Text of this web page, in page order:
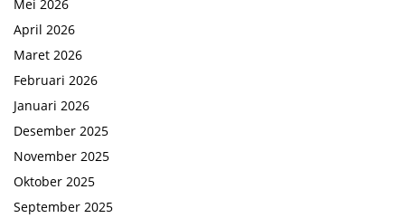
Mei 2026
April 2026
Maret 2026
Februari 2026
Januari 2026
Desember 2025
November 2025
Oktober 2025
September 2025